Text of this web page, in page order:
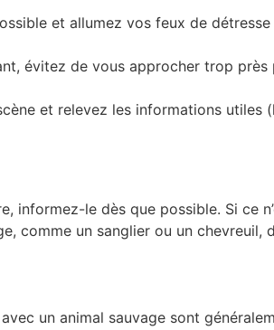
et allumez vos feux de
évitez de vous approcher trop
et relevez les informations utiles
informez-le dès que possible. Si ce
comme un sanglier ou un
un animal sauvage sont